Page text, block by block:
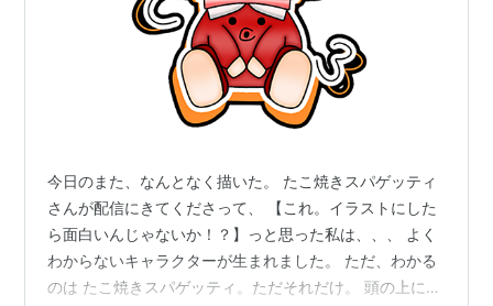
今日のまた、なんとなく描いた。 たこ焼きスパゲッティ
さんが配信にきてくださって、 【これ。イラストにした
ら面白いんじゃないか！？】っと思った私は、、、 よく
わからないキャラクターが生まれました。 ただ、わかる
のは たこ焼きスパゲッティ。ただそれだけ。 頭の上には